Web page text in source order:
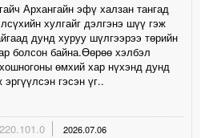
Архангайн эфү халзан тангад
хулгайг дэлгэнэ шүү гэж
дунд хуруу шүлгээрээ төрийн
болсон байна.Өөрөө хэлбэл
өмхий хар нүхэнд дунд
гэсэн үг..
2026.07.06